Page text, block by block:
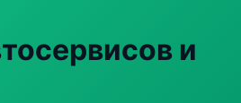
и